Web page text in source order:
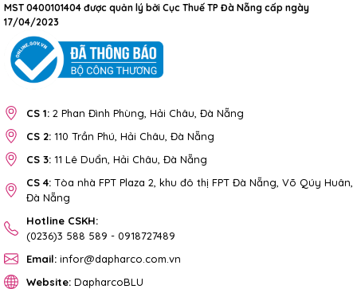
MST 0400101404 được quản lý bởi Cục Thuế TP Đà Nẵng cấp ngày
17/04/2023
CS 1: 2 Phan Đình Phùng, Hải Châu, Đà Nẵng
CS 2: 110 Trần Phú, Hải Châu, Đà Nẵng
CS 3: 11 Lê Duẩn, Hải Châu, Đà Nẵng
CS 4: Tòa nhà FPT Plaza 2, khu đô thị FPT Đà Nẵng, Võ Qúy Huân,
Đà Nẵng
Hotline CSKH:
(0236)3 588 589 - 0918727489
Email: infor@dapharco.com.vn
Website: DapharcoBLU